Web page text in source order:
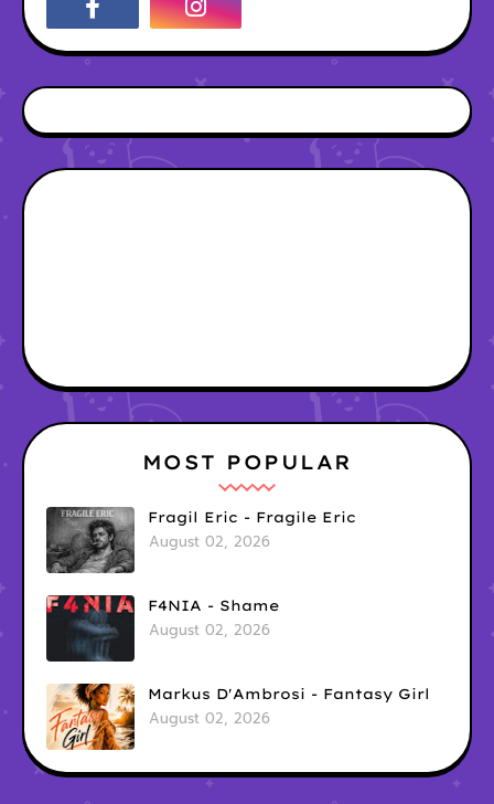
MOST POPULAR
Fragil Eric - Fragile Eric
August 02, 2026
F4NIA - Shame
August 02, 2026
Markus D'Ambrosi - Fantasy Girl
August 02, 2026